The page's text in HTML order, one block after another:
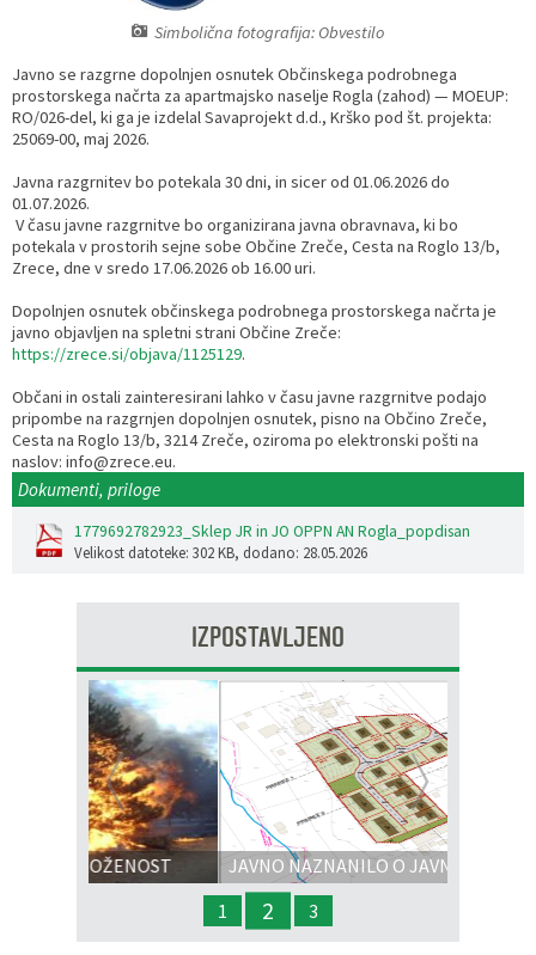
Simbolična fotografija: Obvestilo
Javno se razgrne dopolnjen osnutek Občinskega podrobnega
prostorskega načrta za apartmajsko naselje Rogla (zahod) — MOEUP:
RO/026-del, ki ga je izdelal Savaprojekt d.d., Krško pod št. projekta:
25069-00, maj 2026.
Javna razgrnitev bo potekala 30 dni, in sicer od 01.06.2026 do
01.07.2026.
V času javne razgrnitve bo organizirana javna obravnava, ki bo
potekala v prostorih sejne sobe Občine Zreče, Cesta na Roglo 13/b,
Zrece, dne v sredo 17.06.2026 ob 16.00 uri.
Dopolnjen osnutek občinskega podrobnega prostorskega načrta je
javno objavljen na spletni strani Občine Zreče:
https://zrece.si/objava/1125129.
Občani in ostali zainteresirani lahko v času javne razgrnitve podajo
pripombe na razgrnjen dopolnjen osnutek, pisno na Občino Zreče,
Cesta na Roglo 13/b, 3214 Zreče, oziroma po elektronski pošti na
naslov: info@zrece.eu.
Dokumenti, priloge
1779692782923_Sklep JR in JO OPPN AN Rogla_popdisan
Velikost datoteke: 302 KB, dodano: 28.05.2026
IZPOSTAVLJENO
JAVNO NAZNANILO O JAVNI RAZGRNITVI
IN JAVNI OBRAVNAVI - OPPN na območju
OP8/009 – stanovanjsko območje Dobrava 3
Prejšnja
1 2 3
Razvojni programi
Kronologija občine
Fotogalerija
Vizitka
Predstavniki občine v svetih zavodov
Prijave in pobude
Splošni akti občine
Informacije javnega značaja
Lokalne volitve
Varuhov kotiček
Delovni čas zdravnikov
Društva
Lokacije defibrilatorjev